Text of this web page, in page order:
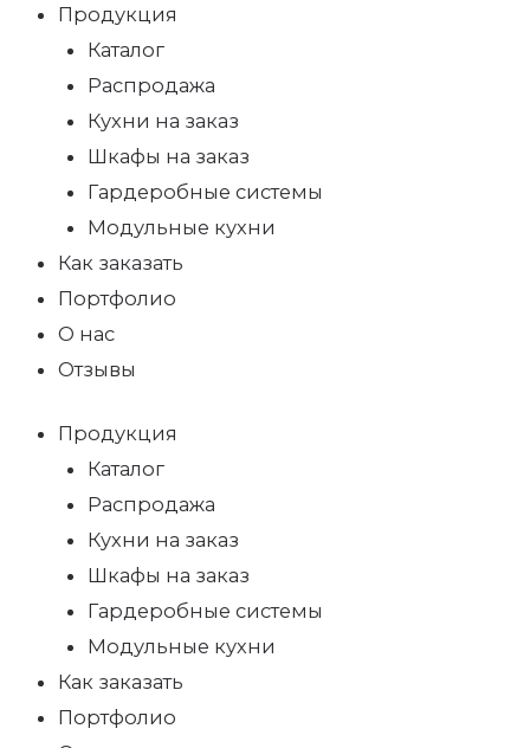
Продукция
Каталог
Распродажа
Кухни на заказ
Шкафы на заказ
Гардеробные системы
Модульные кухни
Как заказать
Портфолио
О нас
Отзывы
Продукция
Каталог
Распродажа
Кухни на заказ
Шкафы на заказ
Гардеробные системы
Модульные кухни
Как заказать
Портфолио